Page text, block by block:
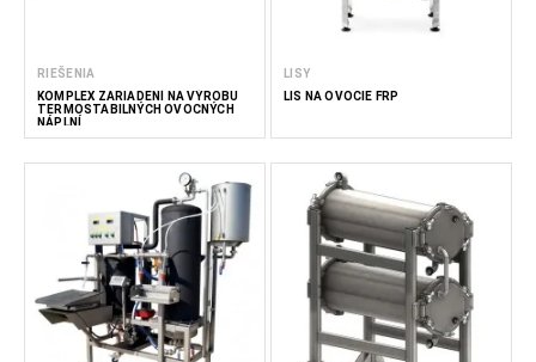
RIEŠENIA
KOMPLEX ZARIADENÍ NA VÝROBU
TERMOSTABILNÝCH OVOCNÝCH
NÁPLNÍ
LISY
LIS NA OVOCIE FRP